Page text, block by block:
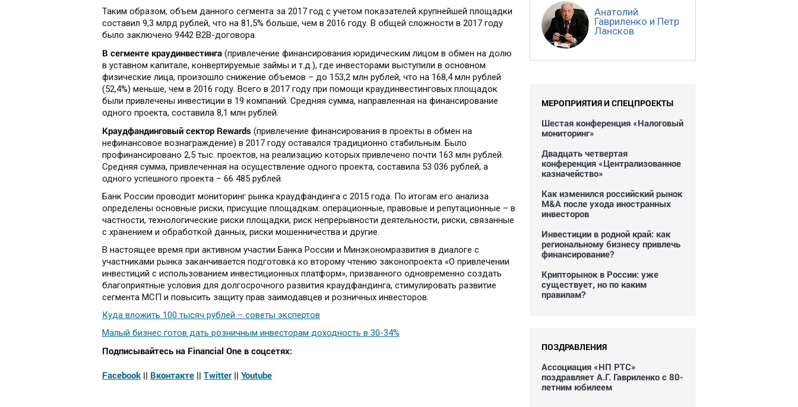
Таким образом, объем данного сегмента за 2017 год с учетом показателей крупнейшей площадки
составил 9,3 млрд рублей, что на 81,5% больше, чем в 2016 году. В общей сложности в 2017 году
было заключено 9442 B2B-договора.
В сегменте краудинвестинга (привлечение финансирования юридическим лицом в обмен на долю
в уставном капитале, конвертируемые займы и т.д.), где инвесторами выступили в основном
физические лица, произошло снижение объемов – до 153,2 млн рублей, что на 168,4 млн рублей
(52,4%) меньше, чем в 2016 году. Всего в 2017 году при помощи краудинвестинговых площадок
были привлечены инвестиции в 19 компаний. Средняя сумма, направленная на финансирование
одного проекта, составила 8,1 млн рублей.
Краудфандинговый сектор Rewards (привлечение финансирования в проекты в обмен на
нефинансовое вознаграждение) в 2017 году оставался традиционно стабильным. Было
профинансировано 2,5 тыс. проектов, на реализацию которых привлечено почти 163 млн рублей.
Средняя сумма, привлеченная на осуществление одного проекта, составила 53 036 рублей, а
одного успешного проекта – 66 485 рублей.
Банк России проводит мониторинг рынка краудфандинга с 2015 года. По итогам его анализа
определены основные риски, присущие площадкам: операционные, правовые и репутационные – в
частности, технологические риски площадки, риск непрерывности деятельности, риски, связанные
с хранением и обработкой данных, риски мошенничества и другие.
В настоящее время при активном участии Банка России и Минэкономразвития в диалоге с
участниками рынка заканчивается подготовка ко второму чтению законопроекта «О привлечении
инвестиций с использованием инвестиционных платформ», призванного одновременно создать
благоприятные условия для долгосрочного развития краудфандинга, стимулировать развитие
сегмента МСП и повысить защиту прав заимодавцев и розничных инвесторов.
Куда вложить 100 тысяч рублей – советы экспертов
Малый бизнес готов дать розничным инвесторам доходность в 30-34%
Подписывайтесь на Financial One в соцсетях:
Facebook || Вконтакте || Twitter|| Youtube
Анатолий
Гавриленко и Петр
Лансков
МЕРОПРИЯТИЯ И СПЕЦПРОЕКТЫ
Шестая конференция «Налоговый
мониторинг»
Двадцать четвертая
конференция «Централизованное
казначейство»
Как изменился российский рынок
M&A после ухода иностранных
инвесторов
Инвестиции в родной край: как
региональному бизнесу привлечь
финансирование?
Крипторынок в России: уже
существует, но по каким
правилам?
ПОЗДРАВЛЕНИЯ
Ассоциация «НП РТС»
поздравляет А.Г. Гавриленко с 80-
летним юбилеем